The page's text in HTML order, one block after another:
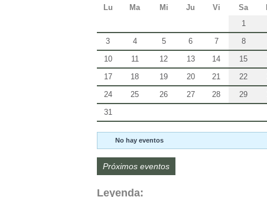
Lu Ma Mi Ju Vi Sa
1
3
4 5 6 7 8
10
11 12 13 14 15
17
18 19 20 21 22
24
25 26 27 28 29
31
No hay eventos
Próximos eventos
Leyenda: